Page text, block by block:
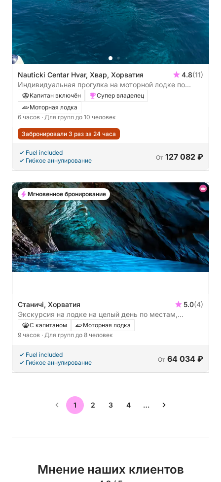
Nauticki Centar Hvar, Хвар, Хорватия 4.8(11)
Индивидуальная прогулка на моторной лодке по
окрестностям острова Хвар.
Капитан включён
Супер владелец
Моторная лодка
6 часов · Для групп до 10 человек
Забронировали 3 раз за 24 часа
Fuel included
Гибкое аннулирование
От 127 082 ₽
Станичі, Хорватия 5.0(4)
Экскурсия на лодке на целый день по местам,
связанным со скрытым островом Хвар и Голубой
пещерой.
С капитаном
Моторная лодка
9 часов · Для групп до 8 человек
Fuel included
Гибкое аннулирование
От 64 034 ₽
Мгновенное бронирование
1 2 3 4 …
Мнение наших клиентов